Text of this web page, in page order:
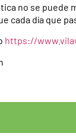
no se puede
cada día que
https://